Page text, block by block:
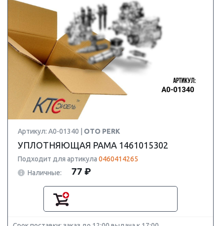
Артикул: A0-01340 | OTO PERK
УПЛОТНЯЮЩАЯ РАМА 1461015302
Подходит для артикула 0460414265
Наличные:
77 ₽